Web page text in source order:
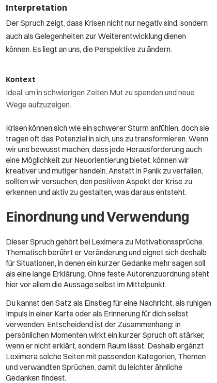
Interpretation
Der Spruch zeigt, dass Krisen nicht nur negativ sind, sondern
auch als Gelegenheiten zur Weiterentwicklung dienen
können. Es liegt an uns, die Perspektive zu ändern.
Kontext
Ideal, um in schwierigen Zeiten Mut zu spenden und neue
Wege aufzuzeigen.
Krisen können sich wie ein schwerer Sturm anfühlen, doch sie
tragen oft das Potenzial in sich, uns zu transformieren. Wenn
wir uns bewusst machen, dass jede Herausforderung auch
eine Möglichkeit zur Neuorientierung bietet, können wir
kreativer und mutiger handeln. Anstatt in Panik zu verfallen,
sollten wir versuchen, den positiven Aspekt der Krise zu
erkennen und aktiv zu gestalten, was daraus entsteht.
Einordnung und Verwendung
Dieser Spruch gehört bei Leximera zu Motivationssprüche.
Thematisch berührt er Veränderung und eignet sich deshalb
für Situationen, in denen ein kurzer Gedanke mehr sagen soll
als eine lange Erklärung. Ohne feste Autorenzuordnung steht
hier vor allem die Aussage selbst im Mittelpunkt.
Du kannst den Satz als Einstieg für eine Nachricht, als ruhigen
Impuls in einer Karte oder als Erinnerung für dich selbst
verwenden. Entscheidend ist der Zusammenhang: In
persönlichen Momenten wirkt ein kurzer Spruch oft stärker,
wenn er nicht erklärt, sondern Raum lässt. Deshalb ergänzt
Leximera solche Seiten mit passenden Kategorien, Themen
und verwandten Sprüchen, damit du leichter ähnliche
Gedanken findest.